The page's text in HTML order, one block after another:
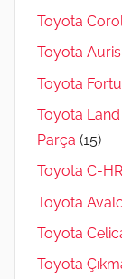
Toyota
Toyota
Toyota
Toyota
Parça (15)
Toyota C-
Toyota
Toyota
Toyota